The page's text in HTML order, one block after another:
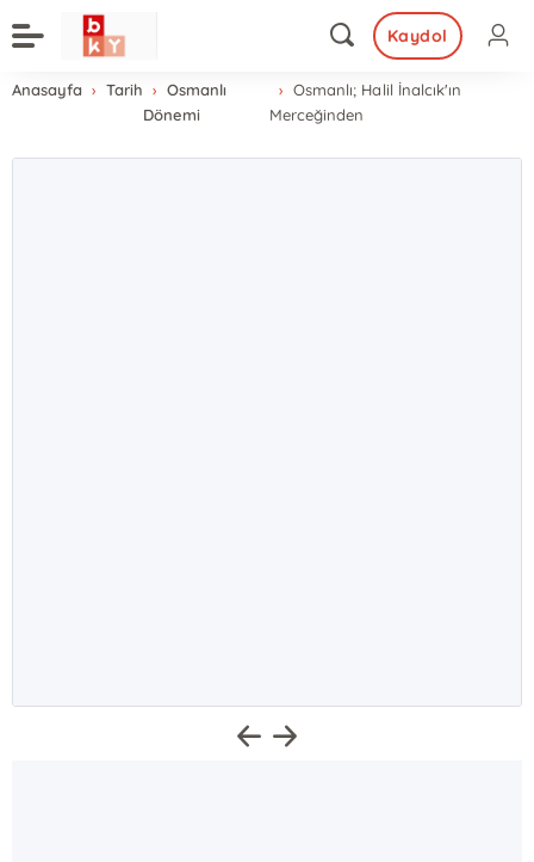
Kaydol
Anasayfa Tarih
Osmanlı
Dönemi
Osmanlı; Halil İnalcık'ın
Merceğinden